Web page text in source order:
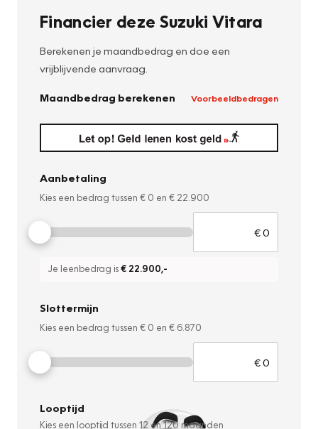
Financier deze Suzuki Vitara
Berekenen je maandbedrag en doe een
vrijblijvende aanvraag.
Maandbedrag berekenen Voorbeeldbedragen
Aanbetaling
Kies een bedrag tussen € 0 en € 22.900
Je leenbedrag is€ 22.900,-
Slottermijn
Kies een bedrag tussen € 0 en € 6.870
Looptijd
Kies een looptijd tussen 12 en120 maanden